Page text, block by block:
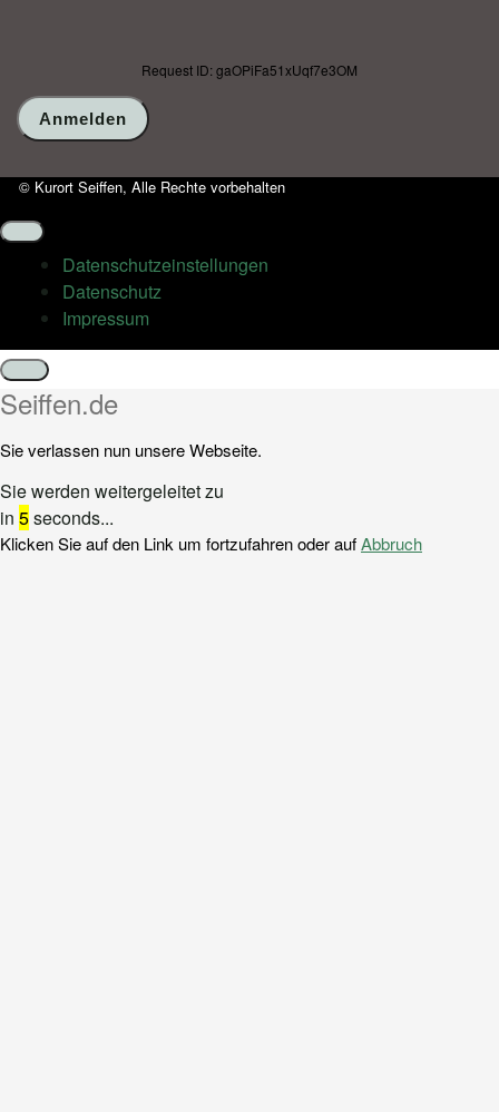
Request ID: gaOPiFa51xUqf7e3OM
© Kurort Seiffen, Alle Rechte vorbehalten
Datenschutz­einstellungen
Datenschutz
Impressum
Schließen
Seiffen.de
Sie verlassen nun unsere Webseite.
Sie werden weitergeleitet zu
in 5seconds...
Klicken Sie auf den Link um fortzufahren oder aufAbbruch